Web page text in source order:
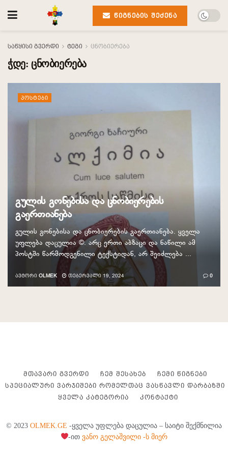
ᲬᲘᲒᲜᲔᲑᲘᲡ ᲨᲔᲫᲔᲜᲐ
საწყისი გვერდი ტეგი ცნობიერება
ჭდე:ცნობიერება
ᲞᲝᲡᲢᲔᲑᲘ
გულის გონებისა და ცნობიერების
გაერთიანება
გულის გონებისა და ცნობიერების გაერთიანება. ყველა
უფლება დაცულია ©. არც ერთი აბზაცი და ნაწილი ამ
პოსტში წარმოდგენილი ტექსტიდან, არ შეიძლება ...
ᲐᲕᲢᲝᲠᲘ OLMEK ᲗᲔᲑᲔᲠᲕᲐᲚᲘ 19, 2024 0
ᲛᲗᲐᲕᲐᲠᲘ ᲒᲕᲔᲠᲓᲘ ᲩᲔᲛ ᲨᲔᲡᲐᲮᲔᲑ
ᲩᲔᲛᲘ ᲬᲘᲒᲜᲔᲑᲘ
ᲡᲞᲔᲪᲘᲐᲚᲣᲠᲘ ᲕᲐᲠᲯᲘᲨᲔᲑᲘ ᲠᲝᲛᲔᲚᲗᲐᲪ ᲕᲐᲡᲬᲐᲕᲚᲘ ᲓᲐᲠᲑᲐᲖᲨᲘ
ᲧᲕᲔᲚᲐ ᲙᲐᲢᲔᲒᲝᲠᲘᲐ
ᲙᲝᲜᲢᲐᲥᲢᲘ
© 2023 OLMEK.GE -ყველა უფლება დაცულია – საიტი შექმნილია
-ითვანო გელაშვილი -ს მიერ